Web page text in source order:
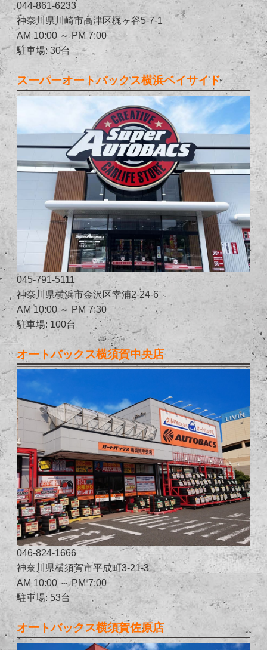
044-861-6233
神奈川県川崎市高津区梶ヶ谷5-7-1
AM 10:00 ～ PM 7:00
駐車場: 30台
スーパーオートバックス横浜ベイサイド
045-791-5111
神奈川県横浜市金沢区幸浦2-24-6
AM 10:00 ～ PM 7:30
駐車場: 100台
オートバックス横須賀中央店
046-824-1666
神奈川県横須賀市平成町3-21-3
AM 10:00 ～ PM 7:00
駐車場: 53台
オートバックス横須賀佐原店